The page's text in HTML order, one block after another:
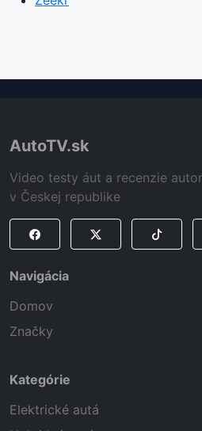
AutoTV.sk
Video testy áut a recenzie
v Českej republike
Navigácia
Domov
Značky
Kategórie
Elektrické autá